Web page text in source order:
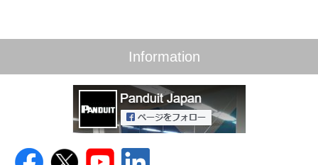
Information